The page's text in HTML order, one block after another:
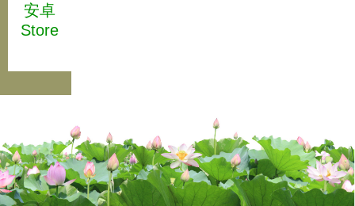
安卓
Store